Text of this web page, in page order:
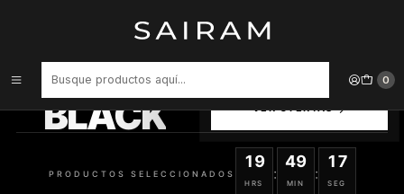
0
PERFUME SHAKIRA DANCE RED MIDNIGHT DAMA EDT 80 ML
BLACK
SELECCIONADOS
PRODUCTOS SELECCIONADOS
19
HRS
:
49
MIN
:
17
SEG